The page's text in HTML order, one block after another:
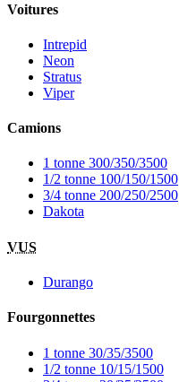
Voitures
Intrepid
Neon
Stratus
Viper
Camions
1 tonne 300/350/3500
1/2 tonne 100/150/1500
3/4 tonne 200/250/2500
Dakota
VUS
Durango
Fourgonnettes
1 tonne 30/35/3500
1/2 tonne 10/15/1500